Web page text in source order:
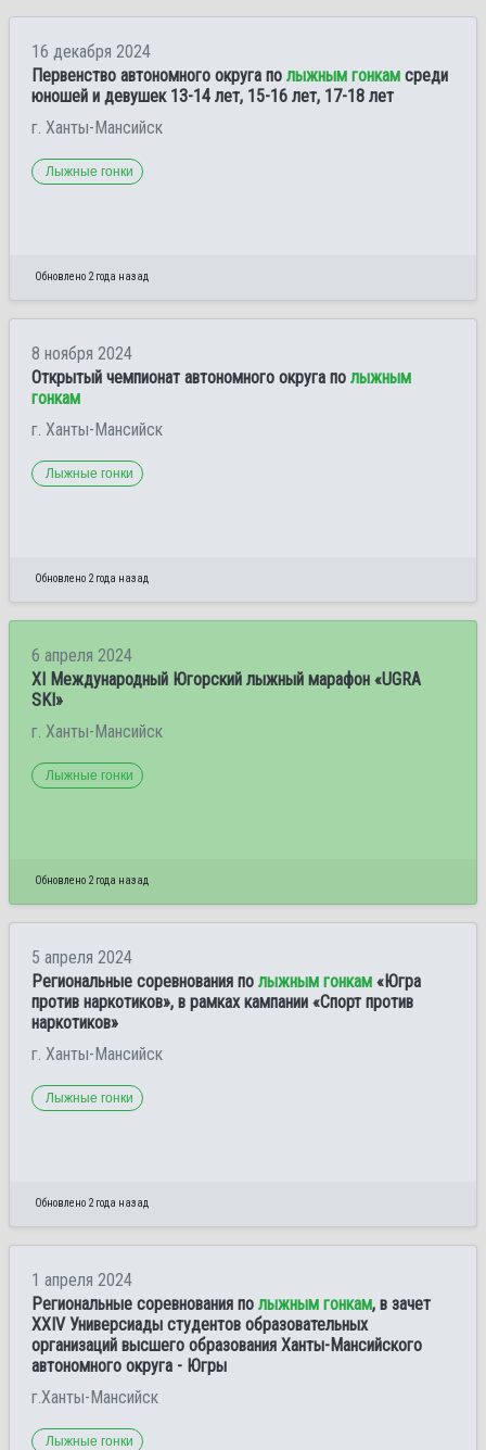
16 декабря 2024
Первенство автономного округа по лыжным гонкам среди
юношей и девушек 13-14 лет, 15-16 лет, 17-18 лет
г. Ханты-Мансийск
Лыжные гонки
Обновлено 2 года назад
8 ноября 2024
Открытый чемпионат автономного округа по лыжным
гонкам
г. Ханты-Мансийск
Лыжные гонки
Обновлено 2 года назад
6 апреля 2024
XI Международный Югорский лыжный марафон «UGRA
SKI»
г. Ханты-Мансийск
Лыжные гонки
Обновлено 2 года назад
5 апреля 2024
Региональные соревнования по лыжным гонкам «Югра
против наркотиков», в рамках кампании «Спорт против
наркотиков»
г. Ханты-Мансийск
Лыжные гонки
Обновлено 2 года назад
1 апреля 2024
Региональные соревнования по лыжным гонкам, в зачет
XXIV Универсиады студентов образовательных
организаций высшего образования Ханты-Мансийского
автономного округа - Югры
г.Ханты-Мансийск
Лыжные гонки